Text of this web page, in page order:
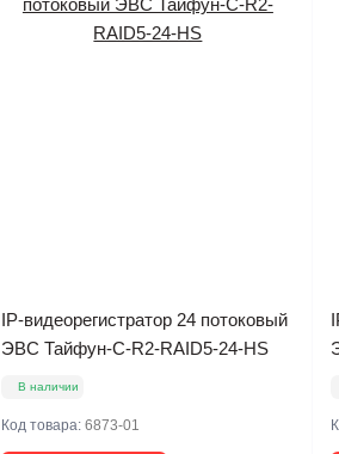
IP-видеорегистратор 24 потоковый
ЭВС Тайфун-С-R2-RAID5-24-HS
В наличии
Код товара: 6873-01